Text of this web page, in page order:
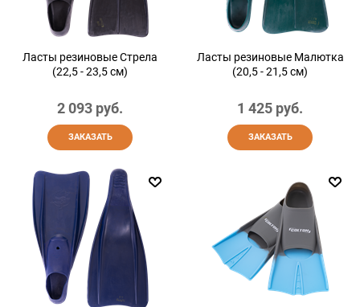
Ласты резиновые Стрела
(22,5 - 23,5 см)
2 093 руб.
ЗАКАЗАТЬ
Ласты резиновые Малютка
(20,5 - 21,5 см)
1 425 руб.
ЗАКАЗАТЬ